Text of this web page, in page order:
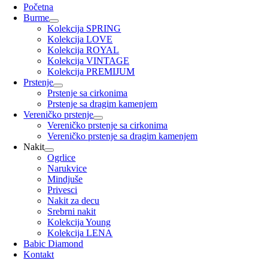
Početna
Burme
Kolekcija SPRING
Kolekcija LOVE
Kolekcija ROYAL
Kolekcija VINTAGE
Kolekcija PREMIJUM
Prstenje
Prstenje sa cirkonima
Prstenje sa dragim kamenjem
Vereničko prstenje
Vereničko prstenje sa cirkonima
Vereničko prstenje sa dragim kamenjem
Nakit
Ogrlice
Narukvice
Mindjuše
Privesci
Nakit za decu
Srebrni nakit
Kolekcija Young
Kolekcija LENA
Babic Diamond
Kontakt